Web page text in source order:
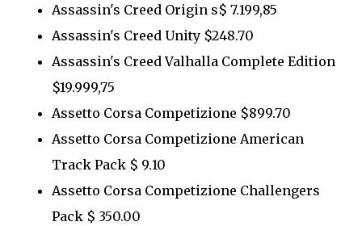
Assassin's Creed Origin s$ 7.199,85
Assassin's Creed Unity $248.70
Assassin's Creed Valhalla Complete Edition
$19.999,75
Assetto Corsa Competizione $899.70
Assetto Corsa Competizione American
Track Pack $ 9.10
Assetto Corsa Competizione Challengers
Pack $ 350.00